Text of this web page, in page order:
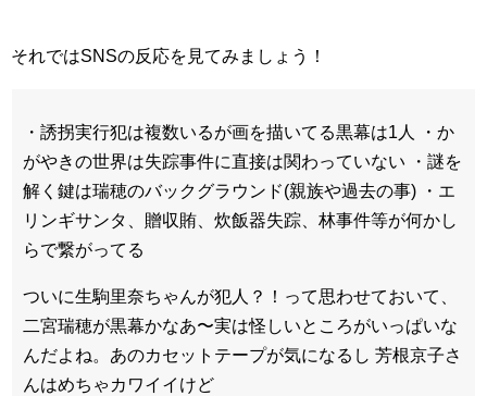
それではSNSの反応を見てみましょう！
・誘拐実行犯は複数いるが画を描いてる黒幕は1人 ・か
がやきの世界は失踪事件に直接は関わっていない ・謎を
解く鍵は瑞穂のバックグラウンド(親族や過去の事) ・エ
リンギサンタ、贈収賄、炊飯器失踪、林事件等が何かし
らで繋がってる
ついに生駒里奈ちゃんが犯人？！って思わせておいて、
二宮瑞穂が黒幕かなあ〜実は怪しいところがいっぱいな
んだよね。あのカセットテープが気になるし 芳根京子さ
んはめちゃカワイイけど